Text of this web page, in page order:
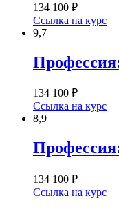
134 100 ₽
Ссылка на курс
9,7
134 100 ₽
Ссылка на курс
8,9
134 100 ₽
Ссылка на курс